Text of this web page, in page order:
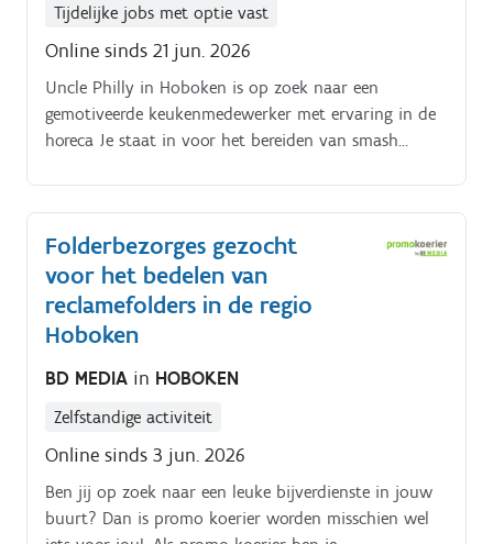
Tijdelijke jobs met optie vast
Online sinds 21 jun. 2026
Uncle Philly in Hoboken is op zoek naar een
gemotiveerde keukenmedewerker met ervaring in de
horeca Je staat in voor het bereiden van smash
streetfoodgerechten. Je werkt aan de bakplaat, houdt
de keuken proper en zorgt ervoor dat elke bestelling
snel en correct wordt afgewerkt Ervaring met een
grill, bakplaat of fastfoodconcept is een pluspunt
Taken:.
Folderbezorges gezocht
voor het bedelen van
reclamefolders in de regio
Hoboken
BD MEDIA in HOBOKEN
Zelfstandige activiteit
Online sinds 3 jun. 2026
Ben jij op zoek naar een leuke bijverdienste in jouw
buurt? Dan is promo koerier worden misschien wel